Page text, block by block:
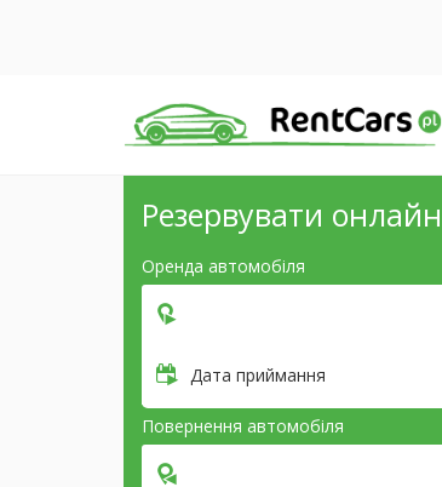
Резервувати онлайн
Оренда автомобіля
Дата приймання
Повернення автомобіля